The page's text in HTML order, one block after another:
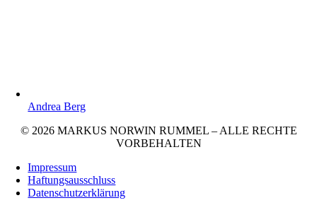
Andrea Berg
© 2026 MARKUS NORWIN RUMMEL – ALLE RECHTE
VORBEHALTEN
Impressum
Haftungsausschluss
Datenschutzerklärung